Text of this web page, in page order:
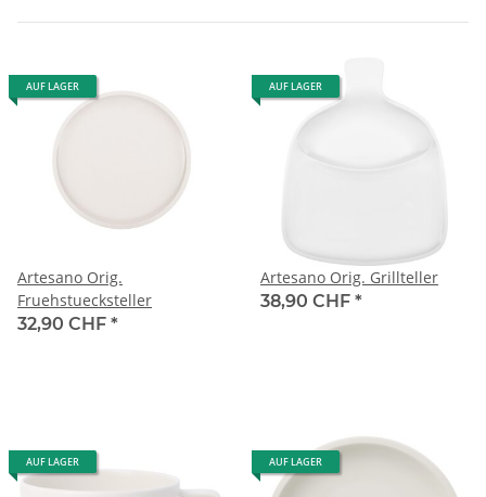
AUF LAGER
Artesano Orig.
Fruehstuecksteller
32,90 CHF *
AUF LAGER
Artesano Orig. Grillteller
38,90 CHF *
AUF LAGER AUF LAGER